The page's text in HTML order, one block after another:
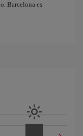
Barcelona es